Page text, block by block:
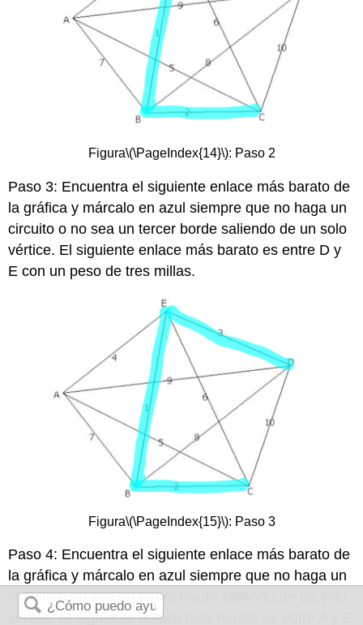
Figura\(\PageIndex{14}\): Paso 2
Paso 3: Encuentra el siguiente enlace más barato de
la gráfica y márcalo en azul siempre que no haga un
circuito o no sea un tercer borde saliendo de un solo
vértice. El siguiente enlace más barato es entre D y
E con un peso de tres millas.
Figura\(\PageIndex{15}\): Paso 3
Paso 4: Encuentra el siguiente enlace más barato de
la gráfica y márcalo en azul siempre que no haga un
circuito o no sea un tercer borde saliendo de un solo
vértice. El siguiente enlace más barato es entre A y E